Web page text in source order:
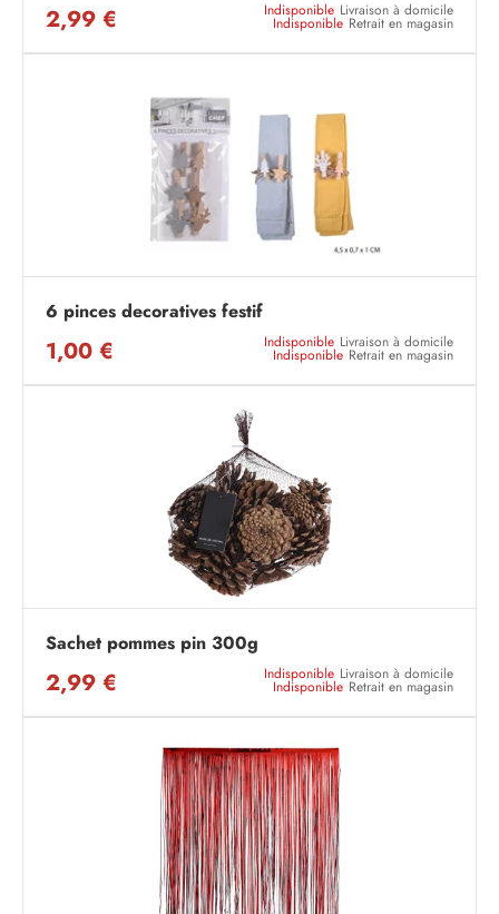
2,99 € Indisponible Livraison à domicile
Indisponible Retrait en magasin
6 pinces decoratives festif
1,00 € Indisponible Livraison à domicile
Indisponible Retrait en magasin
Sachet pommes pin 300g
2,99 € Indisponible Livraison à domicile
Indisponible Retrait en magasin